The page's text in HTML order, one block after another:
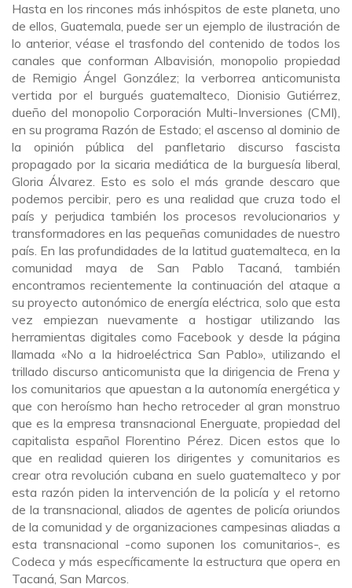
Hasta en los rincones más inhóspitos de este planeta, uno
de ellos, Guatemala, puede ser un ejemplo de ilustración de
lo anterior, véase el trasfondo del contenido de todos los
canales que conforman Albavisión, monopolio propiedad
de Remigio Ángel González; la verborrea anticomunista
vertida por el burgués guatemalteco, Dionisio Gutiérrez,
dueño del monopolio Corporación Multi-Inversiones (CMI),
en su programa Razón de Estado; el ascenso al dominio de
la opinión pública del panfletario discurso fascista
propagado por la sicaria mediática de la burguesía liberal,
Gloria Álvarez. Esto es solo el más grande descaro que
podemos percibir, pero es una realidad que cruza todo el
país y perjudica también los procesos revolucionarios y
transformadores en las pequeñas comunidades de nuestro
país. En las profundidades de la latitud guatemalteca, en la
comunidad maya de San Pablo Tacaná, también
encontramos recientemente la continuación del ataque a
su proyecto autonómico de energía eléctrica, solo que esta
vez empiezan nuevamente a hostigar utilizando las
herramientas digitales como Facebook y desde la página
llamada «No a la hidroeléctrica San Pablo», utilizando el
trillado discurso anticomunista que la dirigencia de Frena y
los comunitarios que apuestan a la autonomía energética y
que con heroísmo han hecho retroceder al gran monstruo
que es la empresa transnacional Energuate, propiedad del
capitalista español Florentino Pérez. Dicen estos que lo
que en realidad quieren los dirigentes y comunitarios es
crear otra revolución cubana en suelo guatemalteco y por
esta razón piden la intervención de la policía y el retorno
de la transnacional, aliados de agentes de policía oriundos
de la comunidad y de organizaciones campesinas aliadas a
esta transnacional -como suponen los comunitarios-, es
Codeca y más específicamente la estructura que opera en
Tacaná, San Marcos.